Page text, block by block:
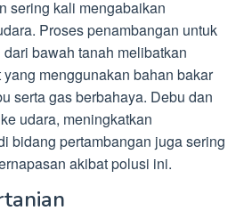
sering kali mengabaikan
Proses penambangan untuk
bawah tanah melibatkan
menggunakan bahan bakar
serta gas berbahaya. Debu dan
udara, meningkatkan
bidang pertambangan juga sering
akibat polusi ini.